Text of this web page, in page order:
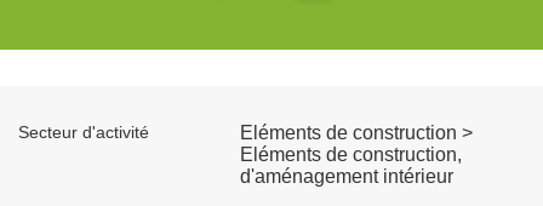
Secteur d'activité
Eléments de construction >
Eléments de construction,
d'aménagement intérieur